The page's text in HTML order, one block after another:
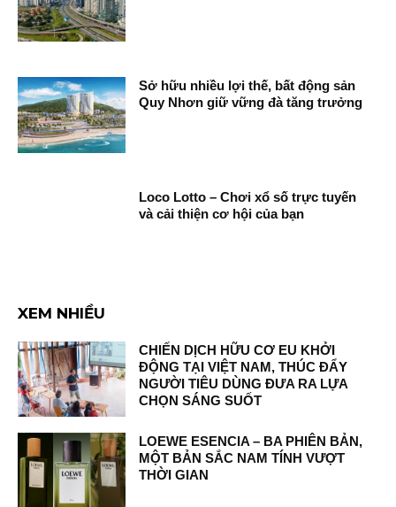
Sở hữu nhiều lợi thế, bất động sản
Quy Nhơn giữ vững đà tăng trưởng
Loco Lotto – Chơi xổ số trực tuyến
và cải thiện cơ hội của bạn
XEM NHIỀU
CHIẾN DỊCH HỮU CƠ EU KHỞI
ĐỘNG TẠI VIỆT NAM, THÚC ĐẨY
NGƯỜI TIÊU DÙNG ĐƯA RA LỰA
CHỌN SÁNG SUỐT
LOEWE ESENCIA – BA PHIÊN BẢN,
MỘT BẢN SẮC NAM TÍNH VƯỢT
THỜI GIAN